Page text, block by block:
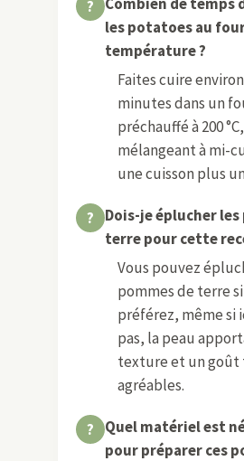
les potatoes au
température ?
Faites cuire environ
minutes dans un
préchauffé à 200
mélangeant à mi-
une cuisson plus
Dois-je éplucher
terre pour cette
Vous pouvez
pommes de terre
préférez, même si
pas, la peau
texture et un goût
agréables.
Quel matériel est
pour préparer ces